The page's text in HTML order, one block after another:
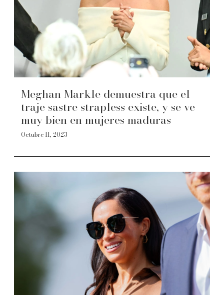
Meghan Markle demuestra que el
traje sastre strapless existe, y se ve
muy bien en mujeres maduras
Octubre 11, 2023